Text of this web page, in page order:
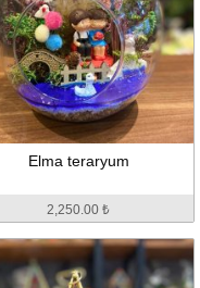
Elma teraryum
2,250.00 ₺